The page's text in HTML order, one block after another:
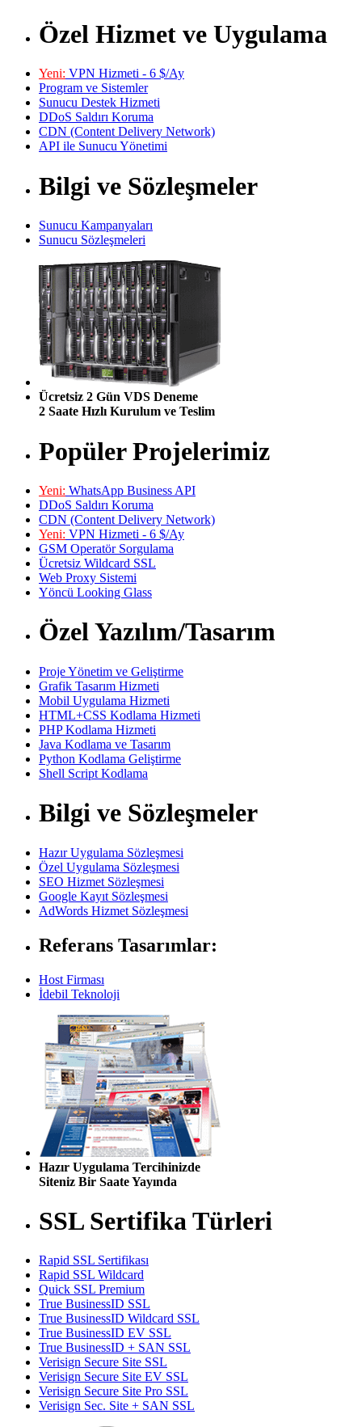
Özel Hizmet ve Uygulama
Yeni: VPN Hizmeti - 6 $/Ay
Program ve Sistemler
Sunucu Destek Hizmeti
DDoS Saldırı Koruma
CDN (Content Delivery Network)
API ile Sunucu Yönetimi
Bilgi ve Sözleşmeler
Sunucu Kampanyaları
Sunucu Sözleşmeleri
Ücretsiz 2 Gün VDS Deneme
2 Saate Hızlı Kurulum ve Teslim
Popüler Projelerimiz
Yeni: WhatsApp Business API
DDoS Saldırı Koruma
CDN (Content Delivery Network)
Yeni: VPN Hizmeti - 6 $/Ay
GSM Operatör Sorgulama
Ücretsiz Wildcard SSL
Web Proxy Sistemi
Yöncü Looking Glass
Özel Yazılım/Tasarım
Proje Yönetim ve Geliştirme
Grafik Tasarım Hizmeti
Mobil Uygulama Hizmeti
HTML+CSS Kodlama Hizmeti
PHP Kodlama Hizmeti
Java Kodlama ve Tasarım
Python Kodlama Geliştirme
Shell Script Kodlama
Bilgi ve Sözleşmeler
Hazır Uygulama Sözleşmesi
Özel Uygulama Sözleşmesi
SEO Hizmet Sözleşmesi
Google Kayıt Sözleşmesi
AdWords Hizmet Sözleşmesi
Referans Tasarımlar:
Host Firması
İdebil Teknoloji
Hazır Uygulama Tercihinizde
Siteniz Bir Saate Yayında
SSL Sertifika Türleri
Rapid SSL Sertifikası
Rapid SSL Wildcard
Quick SSL Premium
True BusinessID SSL
True BusinessID Wildcard SSL
True BusinessID EV SSL
True BusinessID + SAN SSL
Verisign Secure Site SSL
Verisign Secure Site EV SSL
Verisign Secure Site Pro SSL
Verisign Sec. Site + SAN SSL